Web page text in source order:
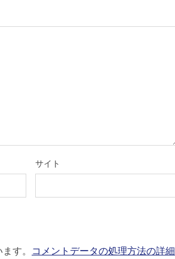
サイト
す。
コメントデータの処理方法の詳細